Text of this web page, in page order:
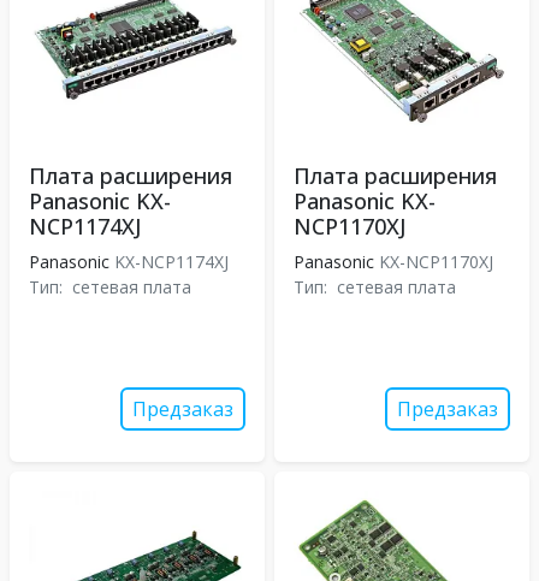
Плата расширения
Panasonic KX-
NCP1174XJ
Panasonic KX-NCP1174XJ
Тип: сетевая плата
Предзаказ
Плата расширения
Panasonic KX-
NCP1170XJ
Panasonic KX-NCP1170XJ
Тип: сетевая плата
Предзаказ